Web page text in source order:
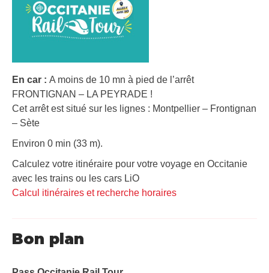
En car : A moins de 10 mn à pied de l’arrêt
FRONTIGNAN – LA PEYRADE !
Cet arrêt est situé sur les lignes : Montpellier – Frontignan
– Sète
Environ 0 min (33 m).
Calculez votre itinéraire pour votre voyage en Occitanie
avec les trains ou les cars LiO
Calcul itinéraires et recherche horaires
Bon plan